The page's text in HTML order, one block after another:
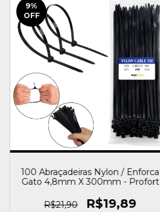
9%
OFF
100 Abraçadeiras Nylon / Enforca
Gato 4,8mm X 300mm - Profort
R$21,90 R$19,89